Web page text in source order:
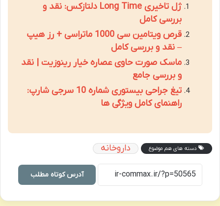
ژل تاخیری Long Time دلتازکس: نقد و
بررسی کامل
قرص ویتامین سی 1000 ماتراسی + رز هیپ
– نقد و بررسی کامل
ماسک صورت حاوی عصاره خیار رینوزیت | نقد
و بررسی جامع
تیغ جراحی بیستوری شماره 10 سرجی شارپ:
راهنمای کامل ویژگی ها
دسته های هم موضوع داروخانه
آدرس کوتاه مطلب